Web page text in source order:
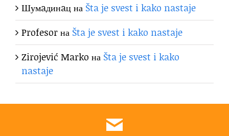
Шумaдинaцна Šta je svest i kako nastaje
Profesorна Šta je svest i kako nastaje
Zirojević Marko на Šta je svest i kako
nastaje